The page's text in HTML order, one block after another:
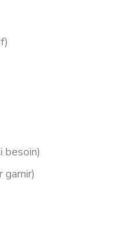
besoin)
garnir)